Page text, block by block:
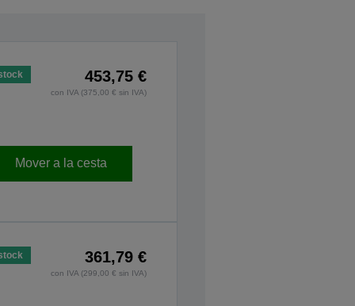
453,75 €
con IVA (375,00 € sin IVA)
Mover a la cesta
361,79 €
con IVA (299,00 € sin IVA)